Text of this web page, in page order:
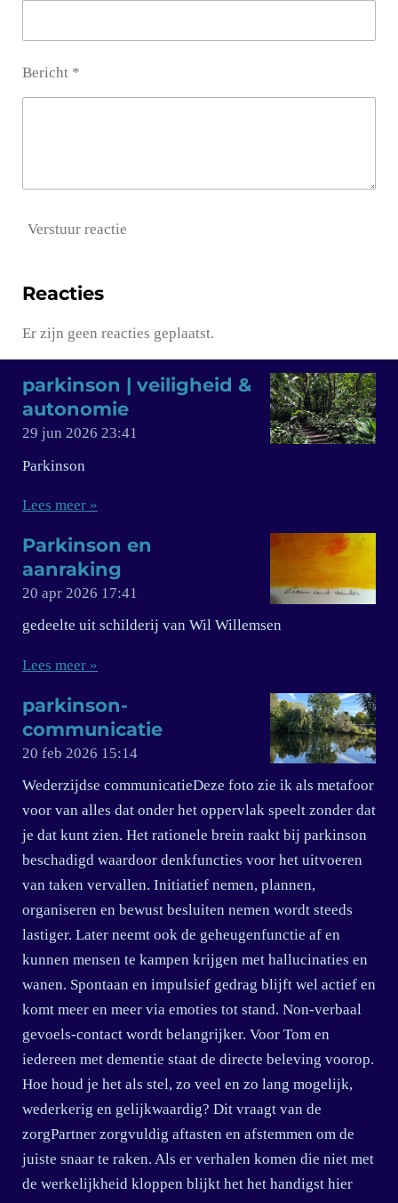
Bericht *
Verstuur reactie
Reacties
Er zijn geen reacties geplaatst.
parkinson | veiligheid &
autonomie
29 jun 2026 23:41
Parkinson
Lees meer »
Parkinson en
aanraking
20 apr 2026 17:41
gedeelte uit schilderij van Wil Willemsen
Lees meer »
parkinson-
communicatie
20 feb 2026 15:14
Wederzijdse communicatieDeze foto zie ik als metafoor
voor van alles dat onder het oppervlak speelt zonder dat
je dat kunt zien. Het rationele brein raakt bij parkinson
beschadigd waardoor denkfuncties voor het uitvoeren
van taken vervallen. Initiatief nemen, plannen,
organiseren en bewust besluiten nemen wordt steeds
lastiger. Later neemt ook de geheugenfunctie af en
kunnen mensen te kampen krijgen met hallucinaties en
wanen. Spontaan en impulsief gedrag blijft wel actief en
komt meer en meer via emoties tot stand. Non-verbaal
gevoels-contact wordt belangrijker. Voor Tom en
iedereen met dementie staat de directe beleving voorop.
Hoe houd je het als stel, zo veel en zo lang mogelijk,
wederkerig en gelijkwaardig? Dit vraagt van de
zorgPartner zorgvuldig aftasten en afstemmen om de
juiste snaar te raken. Als er verhalen komen die niet met
de werkelijkheid kloppen blijkt het het handigst hier